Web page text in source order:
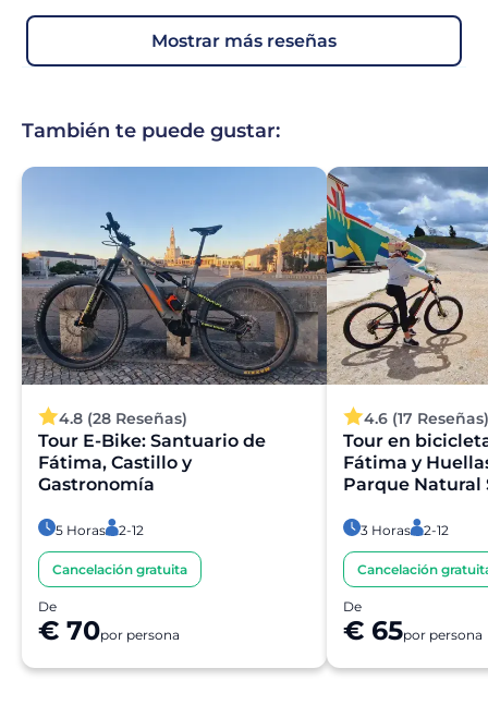
mostrar más reseñas
También te puede gustar:
4.8 (28 Reseñas)
Tour E-Bike: Santuario de
Fátima, Castillo y
Gastronomía
5 Horas 2-12
Cancelación gratuita
De
€ 70por persona
4.6 (17 Reseñas)
Tour en
Fátima y
Parque Natural
3 Horas 2-12
Cancelación
De
€ 65por persona